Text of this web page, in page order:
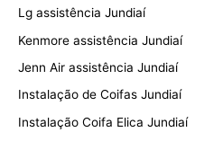
Lg assistência Jundiaí
Kenmore assistência Jundiaí
Jenn Air assistência Jundiaí
Instalação de Coifas Jundiaí
Instalação Coifa Elica Jundiaí